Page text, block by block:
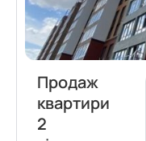
Продаж
квартири
2